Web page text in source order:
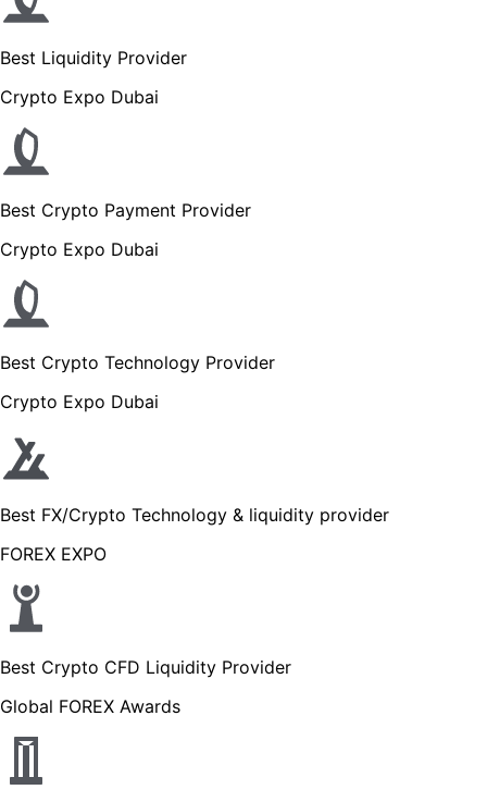
Best Liquidity Provider
Crypto Expo Dubai
Best Crypto Payment Provider
Crypto Expo Dubai
Best Crypto Technology Provider
Crypto Expo Dubai
Best FX/Crypto Technology & liquidity provider
FOREX EXPO
Best Crypto CFD Liquidity Provider
Global FOREX Awards